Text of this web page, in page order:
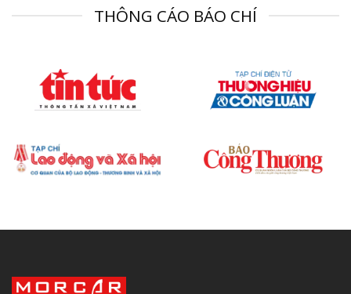
THÔNG CÁO BÁO CHÍ